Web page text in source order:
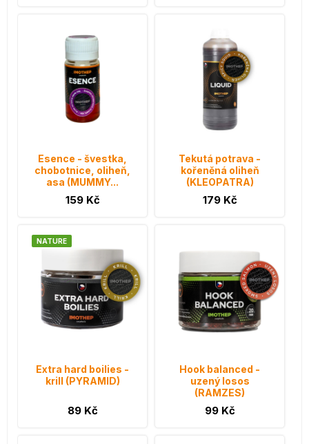
Esence - švestka,
chobotnice, oliheň,
asa (MUMMY...
159 Kč
Tekutá potrava -
kořeněná oliheň
(KLEOPATRA)
179 Kč
NATURE
Extra hard boilies -
krill (PYRAMID)
89 Kč
Hook balanced -
uzený losos
(RAMZES)
99 Kč